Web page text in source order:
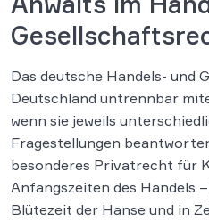
Das deutsche Handels- und
Deutschland untrennbar
wenn sie jeweils
Fragestellungen
besonderes Privatrecht für
Anfangszeiten des Handels
Blütezeit der Hanse und in